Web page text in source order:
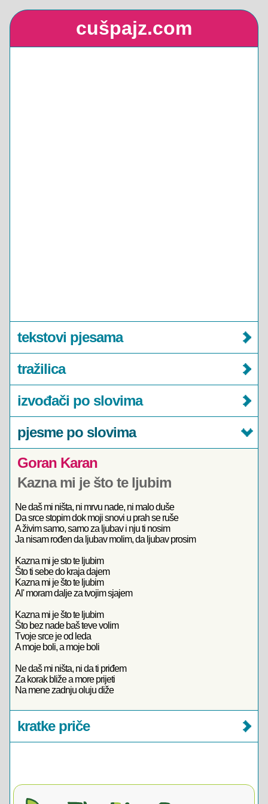
cušpajz.com
tekstovi pjesama
tražilica
izvođači po slovima
pjesme po slovima
Goran Karan
Kazna mi je što te ljubim
Ne daš mi ništa, ni mrvu nade, ni malo duše
Da srce stopim dok moji snovi u prah se ruše
A živim samo, samo za ljubav i nju ti nosim
Ja nisam rođen da ljubav molim, da ljubav prosim
Kazna mi je sto te ljubim
Što ti sebe do kraja dajem
Kazna mi je što te ljubim
Al' moram dalje za tvojim sjajem
Kazna mi je što te ljubim
Što bez nade baš teve volim
Tvoje srce je od leda
A moje boli, a moje boli
Ne daš mi ništa, ni da ti priđem
Za korak bliže a more prijeti
Na mene zadnju oluju diže
kratke priče